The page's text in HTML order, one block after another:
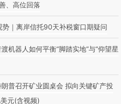
、高位回落
势｜离岸信托90天补税窗口期疑问
机器人如何平衡“脚踏实地”与“仰望星
朗普召开矿业圆桌会 拟向关键矿产投
元(含视频)